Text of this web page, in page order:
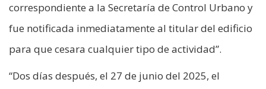
correspondiente a la Secretaría de Control Urbano y
fue notificada inmediatamente al titular del edificio
para que cesara cualquier tipo de actividad”.
“Dos días después, el 27 de junio del 2025, el